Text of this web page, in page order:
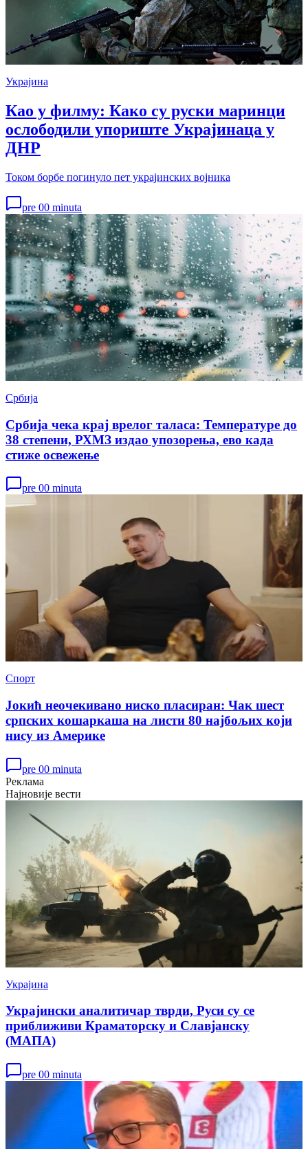
Украјина
Као у филму: Како су руски маринци
ослободили упориште Украјинаца у
ДНР
Током борбе погинуло пет украјинских војника
pre 00 minuta
Србија
Србија чека крај врелог таласа: Температуре до
38 степени, РХМЗ издао упозорења, ево када
стиже освежење
pre 00 minuta
Спорт
Јокић неочекивано ниско пласиран: Чак шест
српских кошаркаша на листи 80 најбољих који
нису из Америке
pre 00 minuta
Реклама
Најновије вести
Украјина
Украјински аналитичар тврди, Руси су се
приближиви Краматорску и Славјанску
(МАПА)
pre 00 minuta